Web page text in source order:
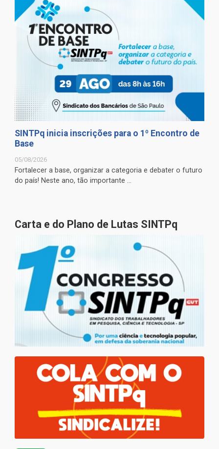
SINTPq inicia inscrições para o 1º Encontro de
Base
05/08/2026
Fortalecer a base, organizar a categoria e debater o futuro
do país! Neste ano, tão importante ...
Carta e do Plano de Lutas SINTPq